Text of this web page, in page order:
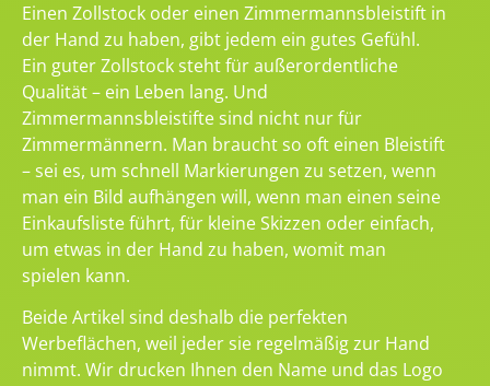
Einen Zollstock oder einen Zimmermannsbleistift in
der Hand zu haben, gibt jedem ein gutes Gefühl.
Ein guter Zollstock steht für außerordentliche
Qualität – ein Leben lang. Und
Zimmermannsbleistifte sind nicht nur für
Zimmermännern. Man braucht so oft einen Bleistift
– sei es, um schnell Markierungen zu setzen, wenn
man ein Bild aufhängen will, wenn man einen seine
Einkaufsliste führt, für kleine Skizzen oder einfach,
um etwas in der Hand zu haben, womit man
spielen kann.
Beide Artikel sind deshalb die perfekten
Werbeflächen, weil jeder sie regelmäßig zur Hand
nimmt. Wir drucken Ihnen den Name und das Logo